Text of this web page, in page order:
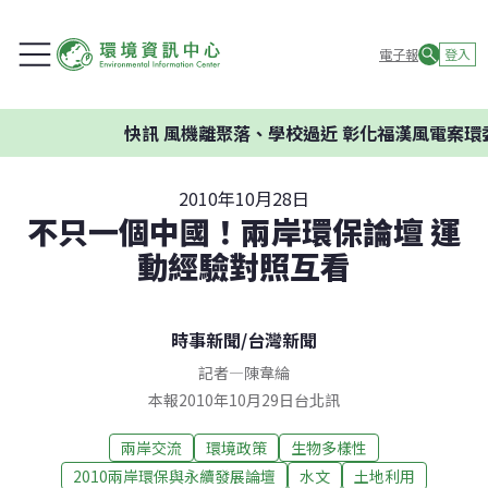
電子報 登入
風機離聚落、學校過近 彰化福漢風電案環委建
2010年10月28日
不只一個中國！兩岸環保論壇 運
動經驗對照互看
時事新聞/台灣新聞
記者—陳韋綸
本報2010年10月29日台北訊
兩岸交流 環境政策
生物多樣性
2010兩岸環保與永續發展論壇
水文 土地利用